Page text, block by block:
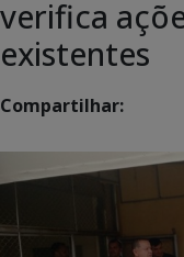
verifica
existentes
Compartilhar: